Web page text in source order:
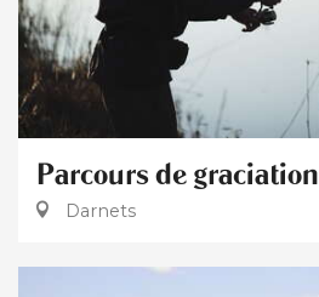
Parcours de graciation
Darnets